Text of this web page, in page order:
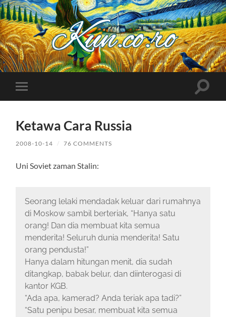
Kuncoro++
Toggle
mobile
Toggle
Ketawa Cara Russia
2008-10-14 / 76 COMMENTS
Uni Soviet zaman Stalin:
Seorang lelaki mendadak keluar dari rumahnya
di Moskow sambil berteriak, “Hanya satu
orang! Dan dia membuat kita semua
menderita! Seluruh dunia menderita! Satu
orang pendusta!”
Hanya dalam hitungan menit, dia sudah
ditangkap, babak belur, dan diinterogasi di
kantor KGB.
“Ada apa, kamerad? Anda teriak apa tadi?”
“Satu penipu besar, membuat kita semua